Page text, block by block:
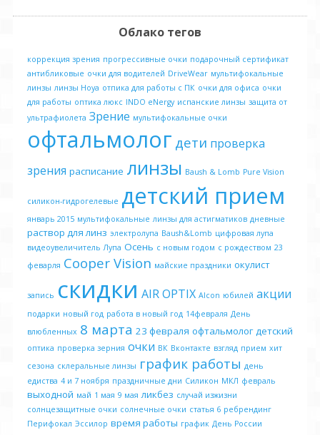
Облако тегов
коррекция зрения прогрессивные очки подарочный сертификат
антибликовые очки для водителей DriveWear мультифокальные
линзы линзы Hoya отпика для работы с ПК очки для офиса очки
для работы оптика люкс INDO eNergy испанские линзы защита от
ультрафиолета Зрение мультифокальные очки
офтальмолог дети проверка
зрения расписание линзы Baush & Lomb Pure Vision
силикон-гидрогелевые детский прием
январь 2015 мультифокальные линзы для астигматиков дневные
раствор для линз электролупа Baush&Lomb цифровая лупа
видеоувеличитель Лупа Осень с новым годом с рождеством 23
феварля Cooper Vision майские праздники окулист
запись скидки AIR OPTIX Alcon юбилей акции
подарки новый год работа в новый год 14февраля День
влюбленных 8 марта 23 февраля офтальмолог детский
оптика проверка зерния очки ВК Вконтакте взгляд прием хит
сезона склеральные линзы график работы день
едиства 4 и 7 ноября праздничные дни Силикон МКЛ февраль
выходной май 1 мая 9 мая ликбез случай изжизни
солнцезащитные очки солнечные очки статья 6 ребрендинг
Перифокал Эссилор время работы график День России